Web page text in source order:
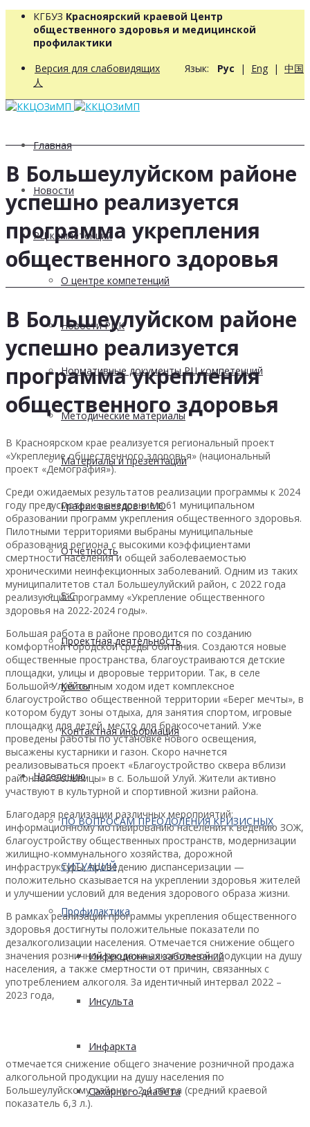
КГБУЗ Красноярский краевой Центр
общественного здоровья и медицинской
профилактики
Версия для слабовидящих Язык: Рус | Eng | 中国
人
Главная
Новости
РЦ компетенций
О центре компетенций
Новости РЦК
Нормативные документы РЦ компетенций
Методические материалы
Материалы и презентации
График выездов в МО
Отчетность
5 С
Проектная деятельность
Кейсы
Контактная информация
Населению
ПО ВОПРОСАМ ПРЕОДОЛЕНИЯ КРИЗИСНЫХ
СИТУАЦИЙ
Профилактика
Инфекционных заболеваний
Инсульта
Инфаркта
Сахарного диабета
В Большеулуйском районе
успешно реализуется
программа укрепления
общественного здоровья
В Большеулуйском районе
успешно реализуется
программа укрепления
общественного здоровья
В Красноярском крае реализуется региональный проект
«Укрепление общественного здоровья» (национальный
проект «Демография»).
Среди ожидаемых результатов реализации программы к 2024
году предусмотрено внедрение в 61 муниципальном
образовании программ укрепления общественного здоровья.
Пилотными территориями выбраны муниципальные
образования региона с высокими коэффициентами
смертности населения и общей заболеваемостью
хроническими неинфекционных заболеваний. Одним из таких
муниципалитетов стал Большеулуйский район, с 2022 года
реализующий программу «Укрепление общественного
здоровья на 2022-2024 годы».
Большая работа в районе проводится по созданию
комфортной городской среды обитания. Создаются новые
общественные пространства, благоустраиваются детские
площадки, улицы и дворовые территории. Так, в селе
Большой Улуй полным ходом идет комплексное
благоустройство общественной территории «Берег мечты», в
котором будут зоны отдыха, для занятия спортом, игровые
площадки для детей, место для бракосочетаний. Уже
проведены работы по установке нового освещения,
высажены кустарники и газон. Скоро начнется
реализовываться проект «Благоустройство сквера вблизи
районной больницы» в с. Большой Улуй. Жители активно
участвуют в культурной и спортивной жизни района.
Благодаря реализации различных мероприятий:
информационному мотивированию населения к ведению ЗОЖ,
благоустройству общественных пространств, модернизации
жилищно-коммунального хозяйства, дорожной
инфраструктуры, проведению диспансеризации —
положительно сказывается на укреплении здоровья жителей
и улучшении условий для ведения здорового образа жизни.
В рамках реализации программы укрепления общественного
здоровья достигнуты положительные показатели по
дезалкоголизации населения. Отмечается снижение общего
значения розничной продажа алкогольной продукции на душу
населения, а также смертности от причин, связанных с
употреблением алкоголя. За идентичный интервал 2022 –
2023 года,
отмечается снижение общего значение розничной продажа
алкогольной продукции на душу населения по
Большеулуйскому району – 2,4 литра (средний краевой
показатель 6,3 л.).